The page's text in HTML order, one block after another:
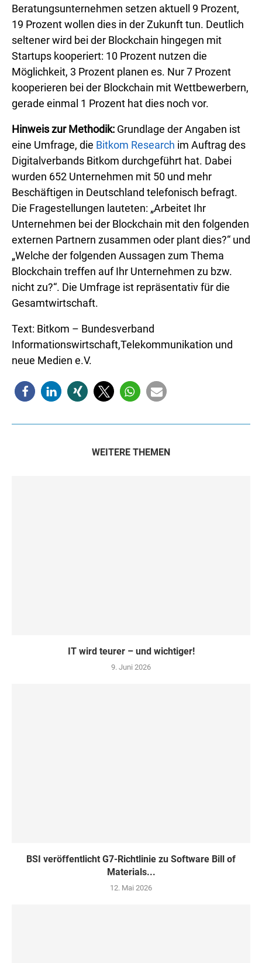
Beratungsunternehmen setzen aktuell 9 Prozent,
19 Prozent wollen dies in der Zukunft tun. Deutlich
seltener wird bei der Blockchain hingegen mit
Startups kooperiert: 10 Prozent nutzen die
Möglichkeit, 3 Prozent planen es. Nur 7 Prozent
kooperieren bei der Blockchain mit Wettbewerbern,
gerade einmal 1 Prozent hat dies noch vor.
Hinweis zur Methodik: Grundlage der Angaben ist
eine Umfrage, die Bitkom Research im Auftrag des
Digitalverbands Bitkom durchgeführt hat. Dabei
wurden 652 Unternehmen mit 50 und mehr
Beschäftigen in Deutschland telefonisch befragt.
Die Fragestellungen lauteten: „Arbeitet Ihr
Unternehmen bei der Blockchain mit den folgenden
externen Partnern zusammen oder plant dies?“ und
„Welche der folgenden Aussagen zum Thema
Blockchain treffen auf Ihr Unternehmen zu bzw.
nicht zu?“. Die Umfrage ist repräsentativ für die
Gesamtwirtschaft.
Text: Bitkom – Bundesverband
Informationswirtschaft,Telekommunikation und
neue Medien e.V.
WEITERE THEMEN
IT wird teurer – und wichtiger!
9. Juni 2026
BSI veröffentlicht G7-Richtlinie zu Software Bill of
Materials...
12. Mai 2026